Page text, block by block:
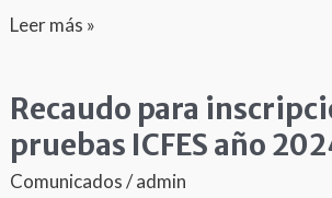
Leer más »
Recaudo para
pruebas ICFES año
Comunicados/admin
Recaudo
inscripción
a